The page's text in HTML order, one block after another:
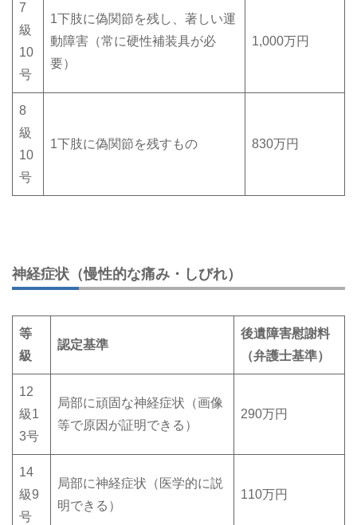
7
級
10
号
1下肢に偽関節を残し、著しい運
動障害（常に硬性補装具が必
要）
1,000万円
8
級
10
号
1下肢に偽関節を残すもの 830万円
神経症状（慢性的な痛み・しびれ）
等
級
認定基準
後遺障害慰謝料
（弁護士基準）
12
級1
3号
局部に頑固な神経症状（画像
等で原因が証明できる）
290万円
14
級9
号
局部に神経症状（医学的に説
明できる）
110万円